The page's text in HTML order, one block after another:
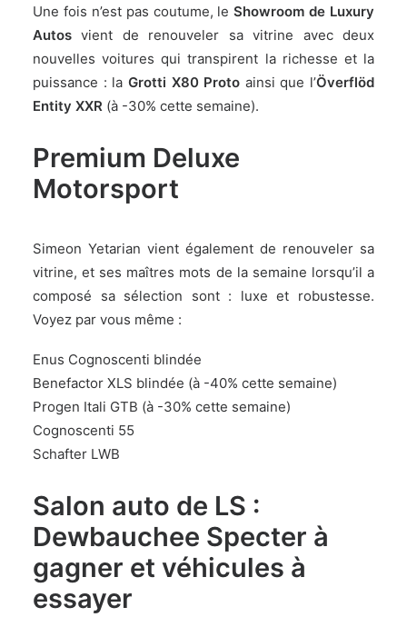
Une fois n’est pas coutume, leShowroom de Luxury
Autos vient de renouveler sa vitrine avec deux
nouvelles voitures qui transpirent la richesse et la
puissance : la Grotti X80 Proto ainsi que l’Överflöd
Entity XXR (à -30% cette semaine).
Premium Deluxe
Motorsport
Simeon Yetarian vient également de renouveler sa
vitrine, et ses maîtres mots de la semaine lorsqu’il a
composé sa sélection sont : luxe et robustesse.
Voyez par vous même :
Enus Cognoscenti blindée
Benefactor XLS blindée (à -40% cette semaine)
Progen Itali GTB (à -30% cette semaine)
Cognoscenti 55
Schafter LWB
Salon auto de LS :
Dewbauchee Specter à
gagner et véhicules à
essayer